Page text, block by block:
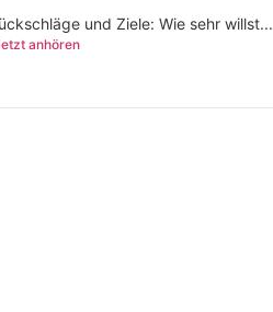
und Ziele: Wie sehr willst...
anhören